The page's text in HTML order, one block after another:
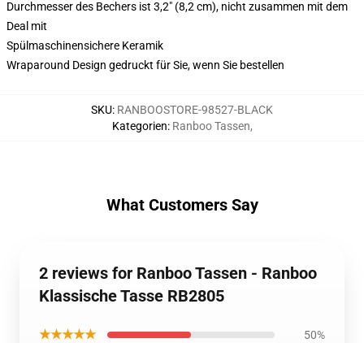
Durchmesser des Bechers ist 3,2" (8,2 cm), nicht zusammen mit dem
Deal mit
Spülmaschinensichere Keramik
Wraparound Design gedruckt für Sie, wenn Sie bestellen
SKU: RANBOOSTORE-98527-BLACK
Kategorien: Ranboo Tassen,
What Customers Say
2 reviews for Ranboo Tassen - Ranboo
Klassische Tasse RB2805
★★★★★ 50%